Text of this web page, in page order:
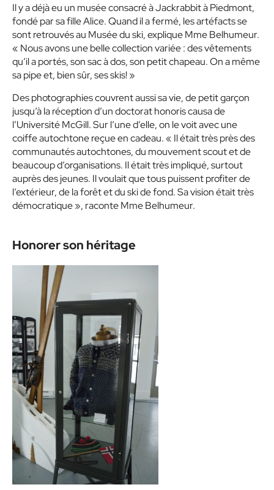
Il y a déjà eu un musée consacré à Jackrabbit à Piedmont,
fondé par sa fille Alice. Quand il a fermé, les artéfacts se
sont retrouvés au Musée du ski, explique Mme Belhumeur.
« Nous avons une belle collection variée : des vêtements
qu’il a portés, son sac à dos, son petit chapeau. On a même
sa pipe et, bien sûr, ses skis! »
Des photographies couvrent aussi sa vie, de petit garçon
jusqu’à la réception d’un doctorat honoris causa de
l’Université McGill. Sur l’une d’elle, on le voit avec une
coiffe autochtone reçue en cadeau. « Il était très près des
communautés autochtones, du mouvement scout et de
beaucoup d’organisations. Il était très impliqué, surtout
auprès des jeunes. Il voulait que tous puissent profiter de
l’extérieur, de la forêt et du ski de fond. Sa vision était très
démocratique », raconte Mme Belhumeur.
Honorer son héritage